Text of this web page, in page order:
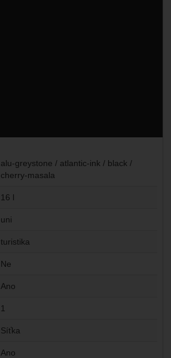
alu-greystone / atlantic-ink / black /
cherry-masala
16 l
uni
turistika
Ne
Ano
1
Síťka
Ano